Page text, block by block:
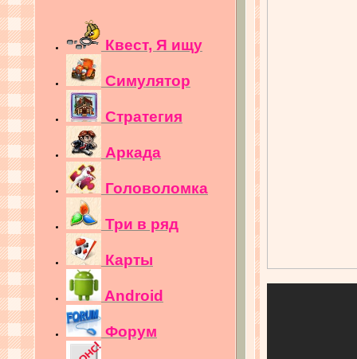
Квест, Я ищу
Симулятор
Стратегия
Аркада
Головоломка
Три в ряд
Карты
Android
Форум